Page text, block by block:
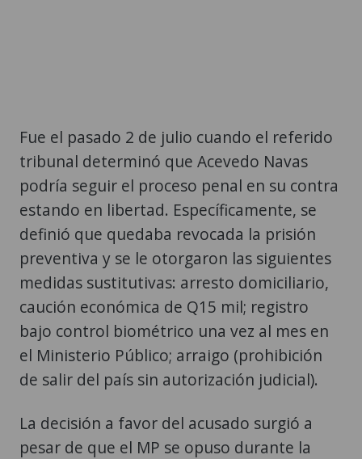
Fue el pasado 2 de julio cuando el referido
tribunal determinó que Acevedo Navas
podría seguir el proceso penal en su contra
estando en libertad. Específicamente, se
definió que quedaba revocada la prisión
preventiva y se le otorgaron las siguientes
medidas sustitutivas: arresto domiciliario,
caución económica de Q15 mil; registro
bajo control biométrico una vez al mes en
el Ministerio Público; arraigo (prohibición
de salir del país sin autorización judicial).
La decisión a favor del acusado surgió a
pesar de que el MP se opuso durante la